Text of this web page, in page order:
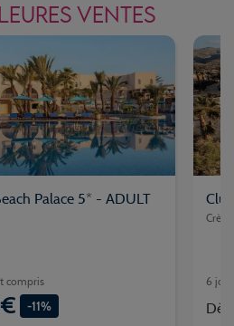
VENTES
Palace 5* - ADULT
compris
-11%
6
Dès